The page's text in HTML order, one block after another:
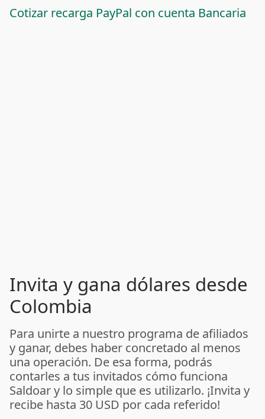
Cotizar recarga PayPal con cuenta Bancaria
Invita y gana dólares desde
Colombia
Para unirte a nuestro programa de afiliados
y ganar, debes haber concretado al menos
una operación. De esa forma, podrás
contarles a tus invitados cómo funciona
Saldoar y lo simple que es utilizarlo. ¡Invita y
recibe hasta 30 USD por cada referido!